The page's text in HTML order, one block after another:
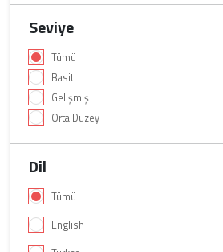
Seviye
Tümü
Basit
Gelişmiş
Orta Düzey
Dil
Tümü
English